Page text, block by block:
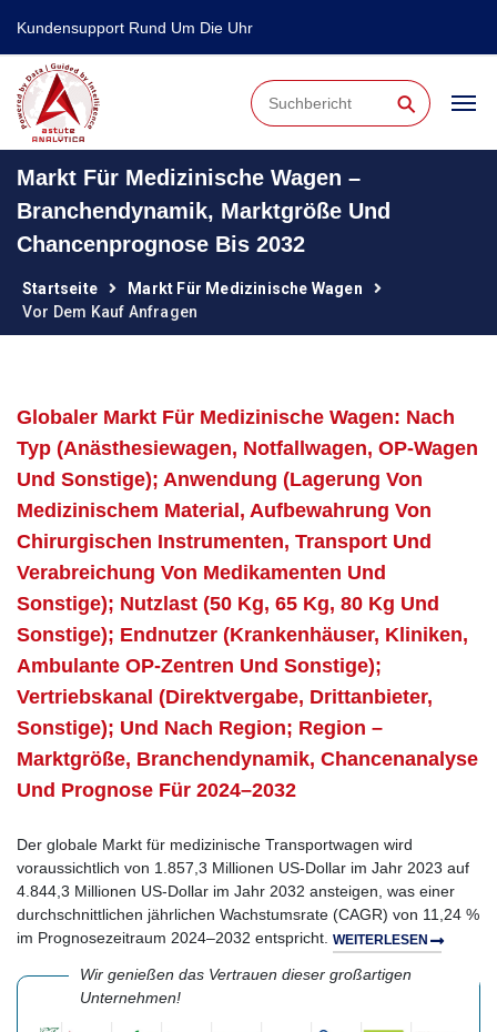
Kundensupport Rund Um Die Uhr
⚲
Markt Für Medizinische Wagen –
Branchendynamik, Marktgröße Und
Chancenprognose Bis 2032
Startseite
Markt Für Medizinische Wagen
Vor Dem Kauf Anfragen
Globaler Markt Für Medizinische Wagen: Nach
Typ (Anästhesiewagen, Notfallwagen, OP-Wagen
Und Sonstige); Anwendung (Lagerung Von
Medizinischem Material, Aufbewahrung Von
Chirurgischen Instrumenten, Transport Und
Verabreichung Von Medikamenten Und
Sonstige); Nutzlast (50 Kg, 65 Kg, 80 Kg Und
Sonstige); Endnutzer (Krankenhäuser, Kliniken,
Ambulante OP-Zentren Und Sonstige);
Vertriebskanal (Direktvergabe, Drittanbieter,
Sonstige); Und Nach Region; Region –
Marktgröße, Branchendynamik, Chancenanalyse
Und Prognose Für 2024–2032
Der globale Markt für medizinische Transportwagen wird
voraussichtlich von 1.857,3 Millionen US-Dollar im Jahr 2023 auf
4.844,3 Millionen US-Dollar im Jahr 2032 ansteigen, was einer
durchschnittlichen jährlichen Wachstumsrate (CAGR) von 11,24 %
im Prognosezeitraum 2024–2032 entspricht. WEITERLESEN
Wir genießen das Vertrauen dieser großartigen
Unternehmen!